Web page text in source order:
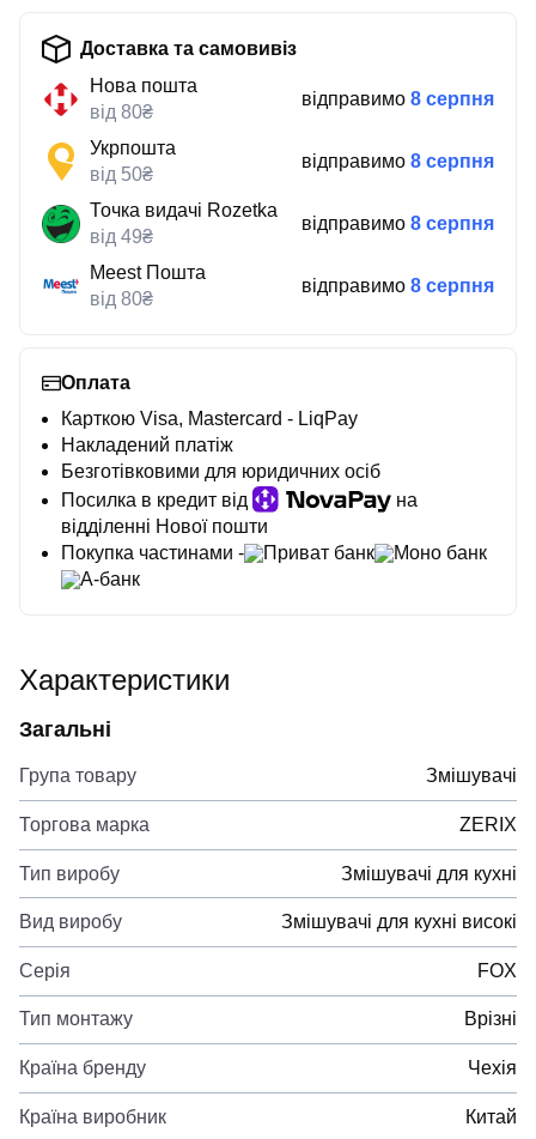
Доставка та самовивіз
Нова пошта
від 80₴
відправимо 8 серпня
Укрпошта
від 50₴
відправимо 8 серпня
Точка видачі Rozetka
від 49₴
відправимо 8 серпня
Meest Пошта
від 80₴
відправимо 8 серпня
Оплата
Карткою Visa, Mastercard - LiqPay
Накладений платіж
Безготівковими для юридичних осіб
Посилка в кредит від
на
відділенні Нової пошти
Покупка частинами -
Приват банк
Моно банк
А-банк
Характеристики
Загальні
Група товару Змішувачі
Торгова марка ZERIX
Тип виробу Змішувачі для кухні
Вид виробу Змішувачі для кухні високі
Серія FOX
Тип монтажу Врізні
Країна бренду Чехія
Країна виробник Китай